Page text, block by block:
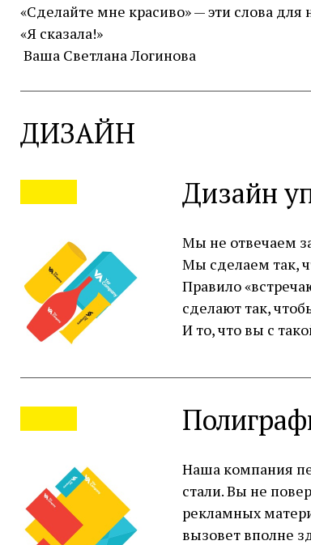
«Сделайте мне красиво» — эти слова для
«Я сказала!»
Ваша Светлана Логинова
ДИЗАЙН
Дизайн
Мы не отвечаем
Мы сделаем так,
Правило
сделают так,
И то, что вы с
Наша компания
стали. Вы не
рекламных
вызовет вполне